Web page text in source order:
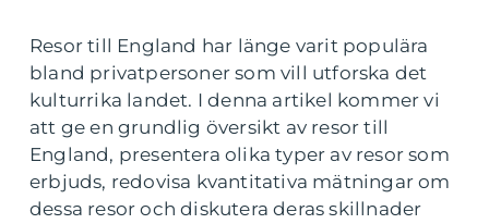
Resor till England har länge varit populära
bland privatpersoner som vill utforska det
kulturrika landet. I denna artikel kommer vi
att ge en grundlig översikt av resor till
England, presentera olika typer av resor som
erbjuds, redovisa kvantitativa mätningar om
dessa resor och diskutera deras skillnader